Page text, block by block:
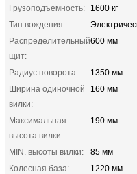
Грузоподъемность:
1600 кг
Тип вождения:
Распределительный
щит:
600 мм
Радиус поворота:
1350 мм
Ширина одиночной
вилки:
160 мм
Максимальная
высота вилки:
190 мм
MIN. высоты вилки:
85 мм
Колесная база:
1220 мм